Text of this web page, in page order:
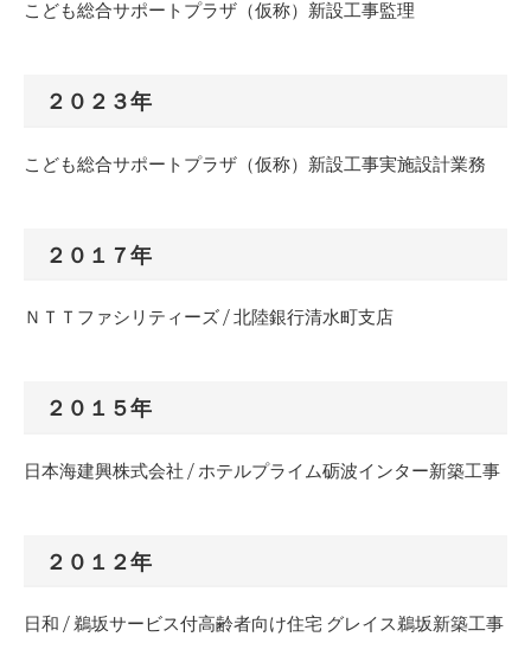
こども総合サポートプラザ（仮称）新設工事監理
２０２３年
こども総合サポートプラザ（仮称）新設工事実施設計業務
２０１７年
ＮＴＴファシリティーズ / 北陸銀行清水町支店
２０１５年
日本海建興株式会社 / ホテルプライム砺波インター新築工事
２０１２年
日和 / 鵜坂サービス付高齢者向け住宅 グレイス鵜坂新築工事